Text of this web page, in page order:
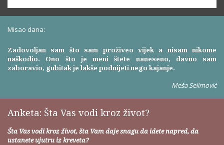
Misao dana:
Zadovoljan sam što sam proživeo vijek a nisam nikome
naškodio. Ono što je meni štete naneseno, davno sam
zaboravio, gubitak je lakše podnijeti nego kajanje.
Meša Selimović
Anketa: Šta Vas vodi kroz život?
Šta Vas vodi kroz život, šta Vam daje snagu da idete napred, da
ustanete ujutru iz kreveta?